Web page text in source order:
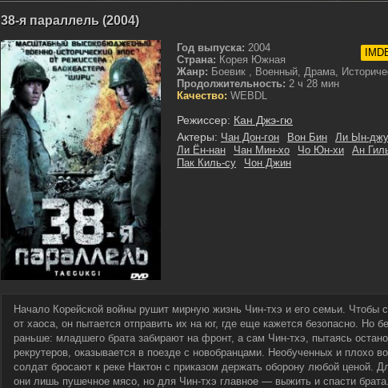
38-я параллель (2004)
Год выпуска: 2004
Страна: Корея Южная
Жанр: Боевик , Военный, Драма,
Продолжительность: 2 ч 28 мин
Качество: WEBDL
Режиссер: Кан Джэ-гю
Актеры: Чан Дон-гон Вон Бин Ли Ын-джу
Ли Ён-нан
Чан Мин-хо Чо Юн-хи
Ан
Пак Киль-су
Чон Джин
Начало Корейской войны рушит мирную жизнь Чин-тхэ и его семьи. Чтобы
от хаоса, он пытается отправить их на юг, где еще кажется безопасно. Но
раньше: младшего брата забирают на фронт, а сам Чин-тхэ, пытаясь
рекрутеров, оказывается в поезде с новобранцами. Необученных и плохо
солдат бросают к реке Нактон с приказом держать оборону любой ценой.
они лишь пушечное мясо, но для Чин-тхэ главное — выжить и спасти брата.